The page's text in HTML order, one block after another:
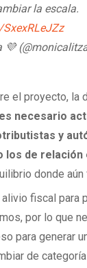
la escala.
💜
el proyecto, la
necesario
y
de relación
donde aún
fiscal para
por lo que
para generar
de